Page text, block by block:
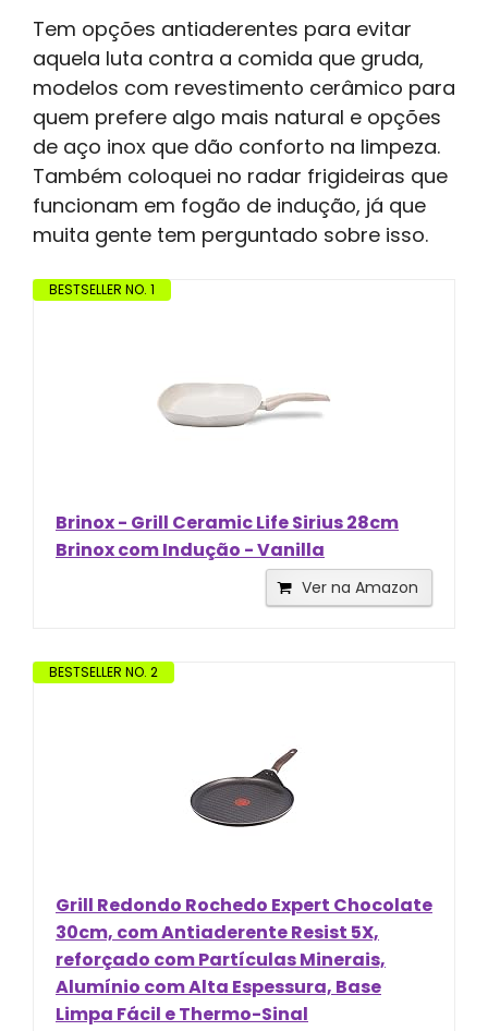
Tem opções antiaderentes para evitar
aquela luta contra a comida que gruda,
modelos com revestimento cerâmico para
quem prefere algo mais natural e opções
de aço inox que dão conforto na limpeza.
Também coloquei no radar frigideiras que
funcionam em fogão de indução, já que
muita gente tem perguntado sobre isso.
BESTSELLER NO. 1
Brinox - Grill Ceramic Life Sirius 28cm
Brinox com Indução - Vanilla
Ver na Amazon
BESTSELLER NO. 2
Grill Redondo Rochedo Expert Chocolate
30cm, com Antiaderente Resist 5X,
reforçado com Partículas Minerais,
Alumínio com Alta Espessura, Base
Limpa Fácil e Thermo-Sinal